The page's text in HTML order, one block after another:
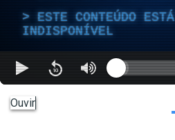
ESTE CONTEÚDO
INDISPONÍVEL
Ouvir